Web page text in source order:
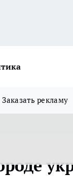
Заказать рекламу